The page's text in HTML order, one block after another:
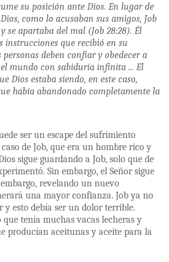
su posición ante Dios. En lugar de
como lo acusaban sus amigos, Job
se apartaba del mal (Job 28:28). Él
instrucciones que recibió en su
deben confiar y obedecer a
mundo con sabiduría infinita ... El
Dios estaba siendo, en este caso,
había abandonado completamente la
ser un escape del sufrimiento
de Job, que era un hombre rico y
sigue guardando a Job, solo que de
Sin embargo, el Señor sigue
revelando un nuevo
una mayor confianza. Job ya no
y esto debía ser un dolor terrible.
tenía muchas vacas lecheras y
producían aceitunas y aceite para la